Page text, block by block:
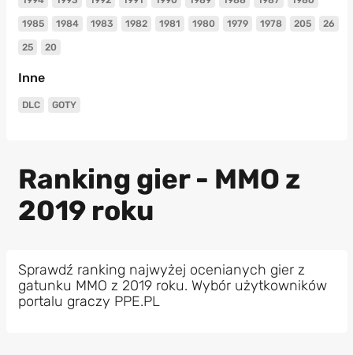
1985 1984 1983 1982 1981 1980 1979 1978 205 26
25 20
Inne
DLC GOTY
Ranking gier - MMO z
2019 roku
Sprawdź ranking najwyżej ocenianych gier z
gatunku MMO z 2019 roku. Wybór użytkowników
portalu graczy PPE.PL